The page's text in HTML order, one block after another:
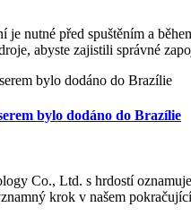
je nutné před spuštěním a
abyste zajistili správné
bylo dodáno do Brazílie
Co., Ltd. s hrdostí
krok v našem